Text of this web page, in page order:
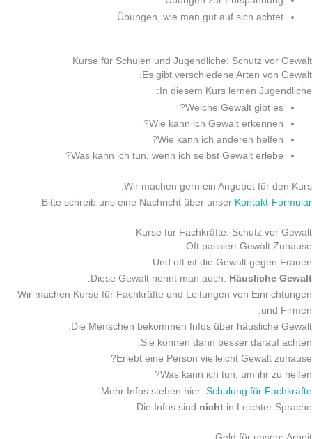
Übungen, wie man gut auf sich achtet.
Kurse für Schulen und Jugendliche: Schutz vor Gewalt
Es gibt verschiedene Arten von Gewalt.
In diesem Kurs lernen Jugendliche:
Welche Gewalt gibt es?
Wie kann ich Gewalt erkennen?
Wie kann ich anderen helfen?
Was kann ich tun, wenn ich selbst Gewalt erlebe?
Wir machen gern ein Angebot für den Kurs:
Bitte schreib uns eine Nachricht über unser Kontakt-Formular
Kurse für Fachkräfte: Schutz vor Gewalt
Oft passiert Gewalt Zuhause.
Und oft ist die Gewalt gegen Frauen.
Diese Gewalt nennt man auch: Häusliche Gewalt
.
Wir machen Kurse für Fachkräfte und Leitungen von Einrichtungen
und Firmen.
Die Menschen bekommen Infos über häusliche Gewalt.
Sie können dann besser darauf achten:
Erlebt eine Person vielleicht Gewalt zuhause?
Was kann ich tun, um ihr zu helfen?
Mehr Infos stehen hier: Schulung für Fachkräfte
Die Infos sind nicht in Leichter Sprache.